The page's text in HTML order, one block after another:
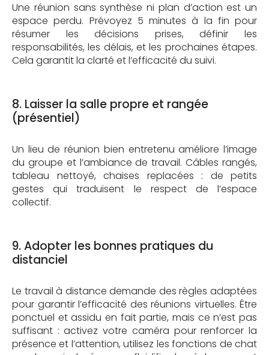
Une réunion sans synthèse ni plan d’action est un
espace perdu. Prévoyez 5 minutes à la fin pour
résumer les décisions prises, définir les
responsabilités, les délais, et les prochaines étapes.
Cela garantit la clarté et l’efficacité du suivi.
8. Laisser la salle propre et rangée
(présentiel)
Un lieu de réunion bien entretenu améliore l’image
du groupe et l’ambiance de travail. Câbles rangés,
tableau nettoyé, chaises replacées : de petits
gestes qui traduisent le respect de l’espace
collectif.
9. Adopter les bonnes pratiques du
distanciel
Le travail à distance demande des règles adaptées
pour garantir l’efficacité des réunions virtuelles. Être
ponctuel et assidu en fait partie, mais ce n’est pas
suffisant : activez votre caméra pour renforcer la
présence et l’attention, utilisez les fonctions de chat